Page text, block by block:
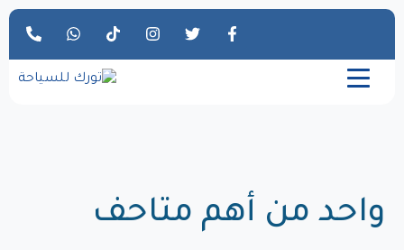
واحد من أهم متاحف